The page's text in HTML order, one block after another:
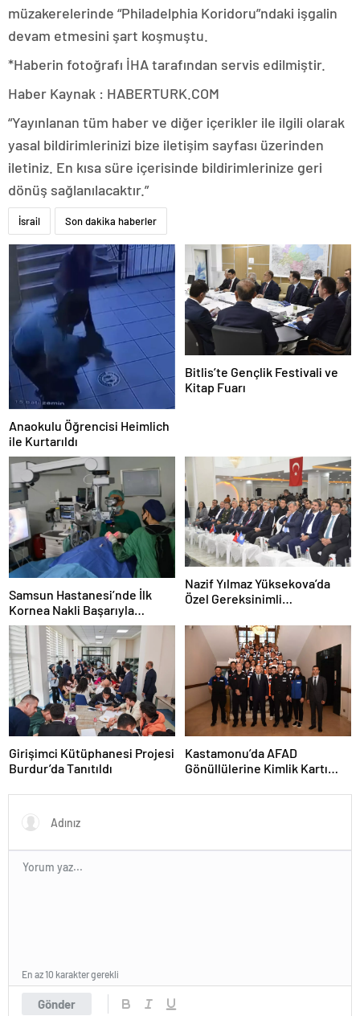
müzakerelerinde “Philadelphia Koridoru”ndaki işgalin
devam etmesini şart koşmuştu.
*Haberin fotoğrafı İHA tarafından servis edilmiştir.
Haber Kaynak : HABERTURK.COM
“Yayınlanan tüm haber ve diğer içerikler ile ilgili olarak
yasal bildirimlerinizi bize iletişim sayfası üzerinden
iletiniz. En kısa süre içerisinde bildirimlerinize geri
dönüş sağlanılacaktır.”
İsrail Son dakika haberler
Anaokulu Öğrencisi Heimlich
ile Kurtarıldı
Bitlis’te Gençlik Festivali ve
Kitap Fuarı
Samsun Hastanesi’nde İlk
Kornea Nakli Başarıyla
Gerçekleşti
Nazif Yılmaz Yüksekova’da
Özel Gereksinimli
Girişimci Kütüphanesi Projesi
Burdur’da Tanıtıldı
Kastamonu’da AFAD
Gönüllülerine Kimlik Kartı
Gönder
En az 10 karakter gerekli